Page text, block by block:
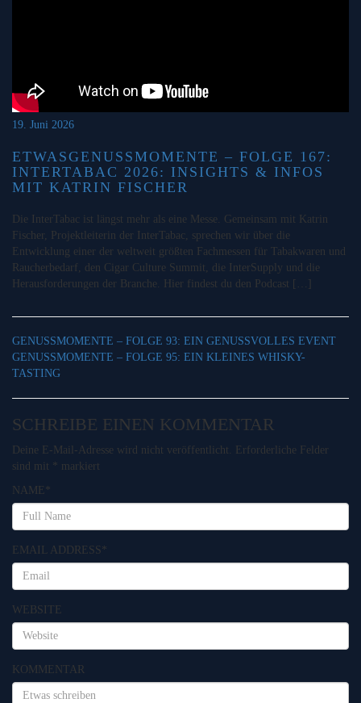
19. Juni 2026
ETWASGENUSSMOMENTE – FOLGE 167:
INTERTABAC 2026: INSIGHTS & INFOS
MIT KATRIN FISCHER
Die InterTabac ist längst mehr als eine Messe. Gemeinsam mit Katrin
Fischer, Projektleiterin der InterTabac, sprechen wir über die
Entwicklung einer der weltweit größten Fachmessen für Tabakwaren und
Raucherbedarf, den Cigar Culture Summit, die InterSupply und die
Herausforderungen der Branche. Hier findest du den Podcast […]
GENUSSMOMENTE – FOLGE 93: EIN GENUSSVOLLES EVENT
GENUSSMOMENTE – FOLGE 95: EIN KLEINES WHISKY-
TASTING
SCHREIBE EINEN KOMMENTAR
Deine E-Mail-Adresse wird nicht veröffentlicht.
Erforderliche Felder
sind mit * markiert
NAME *
EMAIL ADDRESS*
WEBSITE
KOMMENTAR